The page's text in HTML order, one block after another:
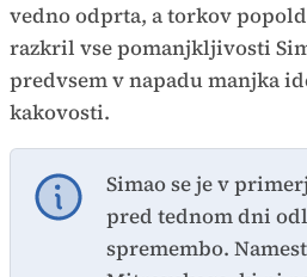
vedno odprta, a torkov
razkril vse pomanjkljivosti
predvsem v napadu manjka
kakovosti.
Simao se je v
pred tednom dni
spremembo.